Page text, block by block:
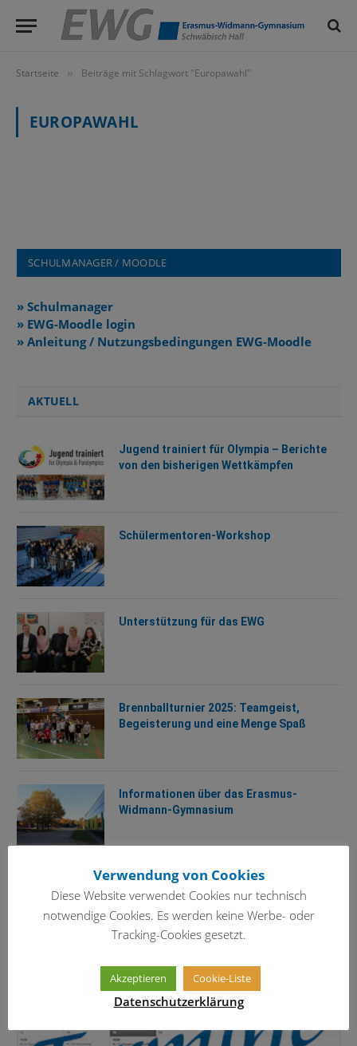
Startseite » Beiträge mit Schlagwort "Europawahl"
EUROPAWAHL
SCHULMANAGER / MOODLE
» Schulmanager
» EWG-Moodle login
» Anleitung / Nutzungsbedingungen EWG-Moodle
AKTUELL
Jugend trainiert für Olympia – Berichte
von den bisherigen Wettkämpfen
Schülermentoren-Workshop
Unterstützung für das EWG
Brennballturnier 2025: Teamgeist,
Begeisterung und eine Menge Spaß
Informationen über das Erasmus-
Widmann-Gymnasium
TERMINKALENDER
Verwendung von Cookies
Diese Website verwendet Cookies nur technisch
notwendige Cookies. Es werden keine Werbe- oder
Tracking-Cookies gesetzt.
Akzeptieren Cookie-Liste
Datenschutzerklärung